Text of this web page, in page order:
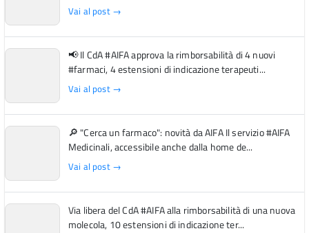
Vai al post →
📢 Il CdA #AIFA approva la rimborsabilità di 4 nuovi
#farmaci, 4 estensioni di indicazione terapeuti...
Vai al post →
🔎 "Cerca un farmaco": novità da AIFA Il servizio #AIFA
Medicinali, accessibile anche dalla home de...
Vai al post →
Via libera del CdA #AIFA alla rimborsabilità di una nuova
molecola, 10 estensioni di indicazione ter...